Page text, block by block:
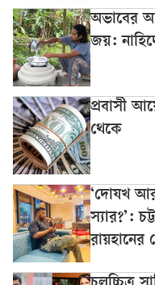
অভাবের
জয়:
প্রবাসী
থেকে
‘দোযখ আর
স্যার?’:
রায়হানের